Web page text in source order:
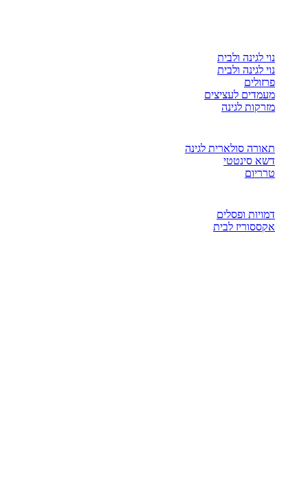
נוי לגינה ולבית
נוי לגינה ולבית
פרזולים
מעמדים לעציצים
מזרקות לגינה
תאורה סולארית לגינה
דשא סינטטי
טרריום
דמויות ופסלים
אקססוריז לבית